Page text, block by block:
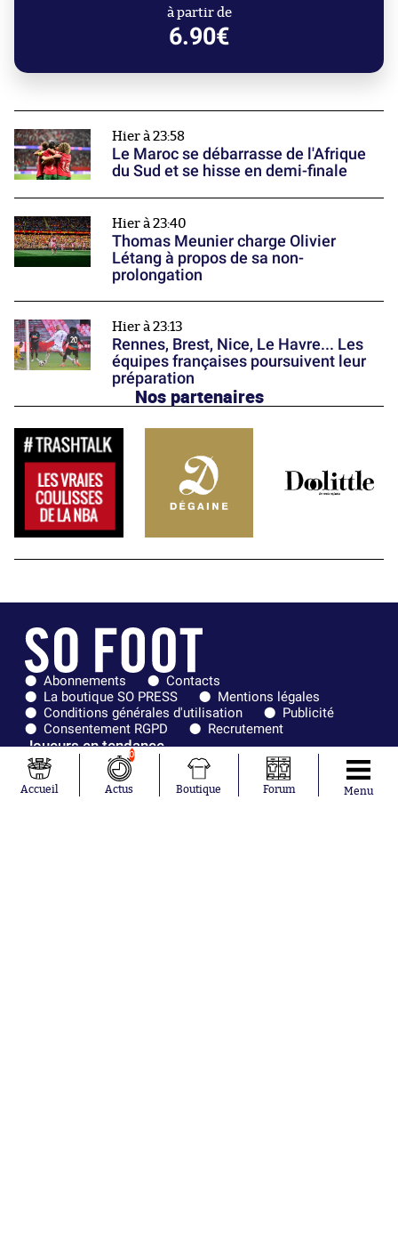
à partir de
6.90€
Hier à 23:58
Le Maroc se débarrasse de l'Afrique
du Sud et se hisse en demi-finale
Hier à 23:40
Thomas Meunier charge Olivier
Létang à propos de sa non-
prolongation
Hier à 23:13
Rennes, Brest, Nice, Le Havre... Les
équipes françaises poursuivent leur
préparation
Nos partenaires
Abonnements
Contacts
La boutique SO PRESS
Mentions légales
Conditions générales d'utilisation
Publicité
Consentement RGPD
Recrutement
Joueurs en tendance
Maghnes Akliouche
Mohamed Salah
Accueil
0
Actus Boutique Forum Menu